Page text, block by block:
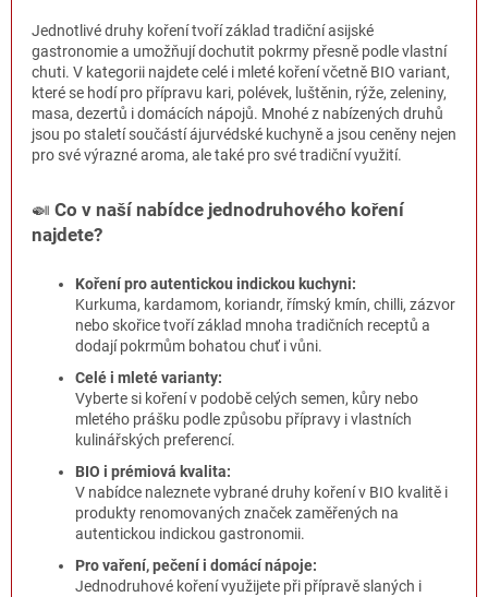
í
p
r
v
k
y
v
i
Jednotlivé druhy koření tvoří základ tradiční asijské
gastronomie a umožňují dochutit pokrmy přesně podle vlastní
chuti. V kategorii najdete celé i mleté koření včetně BIO variant,
které se hodí pro přípravu kari, polévek, luštěnin, rýže, zeleniny,
masa, dezertů i domácích nápojů. Mnohé z nabízených druhů
jsou po staletí součástí ájurvédské kuchyně a jsou ceněny nejen
pro své výrazné aroma, ale také pro své tradiční využití.
🍛 Co v naší nabídce jednodruhového koření
najdete?
Koření pro autentickou indickou kuchyni:
Kurkuma, kardamom, koriandr, římský kmín, chilli, zázvor
nebo skořice tvoří základ mnoha tradičních receptů a
dodají pokrmům bohatou chuť i vůni.
Celé i mleté varianty:
Vyberte si koření v podobě celých semen, kůry nebo
mletého prášku podle způsobu přípravy i vlastních
kulinářských preferencí.
BIO i prémiová kvalita:
V nabídce naleznete vybrané druhy koření v BIO kvalitě i
produkty renomovaných značek zaměřených na
autentickou indickou gastronomii.
Pro vaření, pečení i domácí nápoje:
Jednodruhové koření využijete při přípravě slaných i